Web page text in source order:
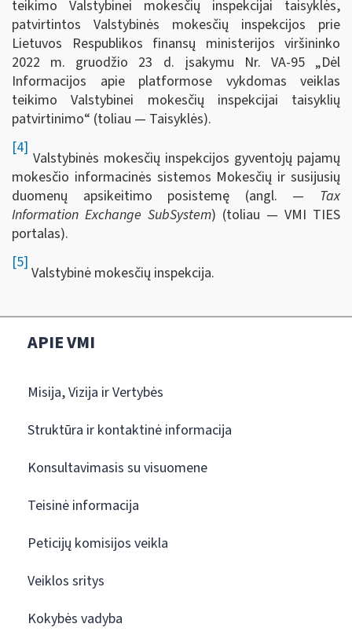
teikimo Valstybinei mokesčių inspekcijai taisyklės,
patvirtintos Valstybinės mokesčių inspekcijos prie
Lietuvos Respublikos finansų ministerijos viršininko
2022 m. gruodžio 23 d. įsakymu Nr. VA-95 „Dėl
Informacijos apie platformose vykdomas veiklas
teikimo Valstybinei mokesčių inspekcijai taisyklių
patvirtinimo“ (toliau — Taisyklės).
[4]
Valstybinės mokesčių inspekcijos gyventojų pajamų
mokesčio informacinės sistemos Mokesčių ir susijusių
duomenų apsikeitimo posistemę (angl. — Tax
Information Exchange SubSystem) (toliau — VMI TIES
portalas).
[5]
Valstybinė mokesčių inspekcija.
APIE VMI
Misija, Vizija ir Vertybės
Struktūra ir kontaktinė informacija
Konsultavimasis su visuomene
Teisinė informacija
Peticijų komisijos veikla
Veiklos sritys
Kokybės vadyba